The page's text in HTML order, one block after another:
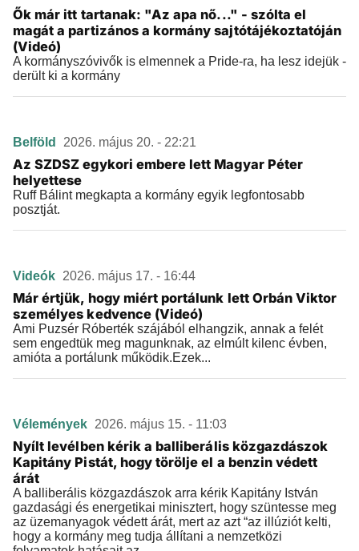
Ők már itt tartanak: "Az apa nő..." - szólta el
magát a partizános a kormány sajtótájékoztatóján
(Videó)
A kormányszóvivők is elmennek a Pride-ra, ha lesz idejük -
derült ki a kormány
Belföld 2026. május 20. - 22:21
Az SZDSZ egykori embere lett Magyar Péter
helyettese
Ruff Bálint megkapta a kormány egyik legfontosabb
posztját.
Videók 2026. május 17. - 16:44
Már értjük, hogy miért portálunk lett Orbán Viktor
személyes kedvence (Videó)
Ami Puzsér Róberték szájából elhangzik, annak a felét
sem engedtük meg magunknak, az elmúlt kilenc évben,
amióta a portálunk működik.Ezek...
Vélemények 2026. május 15. - 11:03
Nyílt levélben kérik a balliberális közgazdászok
Kapitány Pistát, hogy törölje el a benzin védett
árát
A balliberális közgazdászok arra kérik Kapitány István
gazdasági és energetikai minisztert, hogy szüntesse meg
az üzemanyagok védett árát, mert az azt “az illúziót kelti,
hogy a kormány meg tudja állítani a nemzetközi